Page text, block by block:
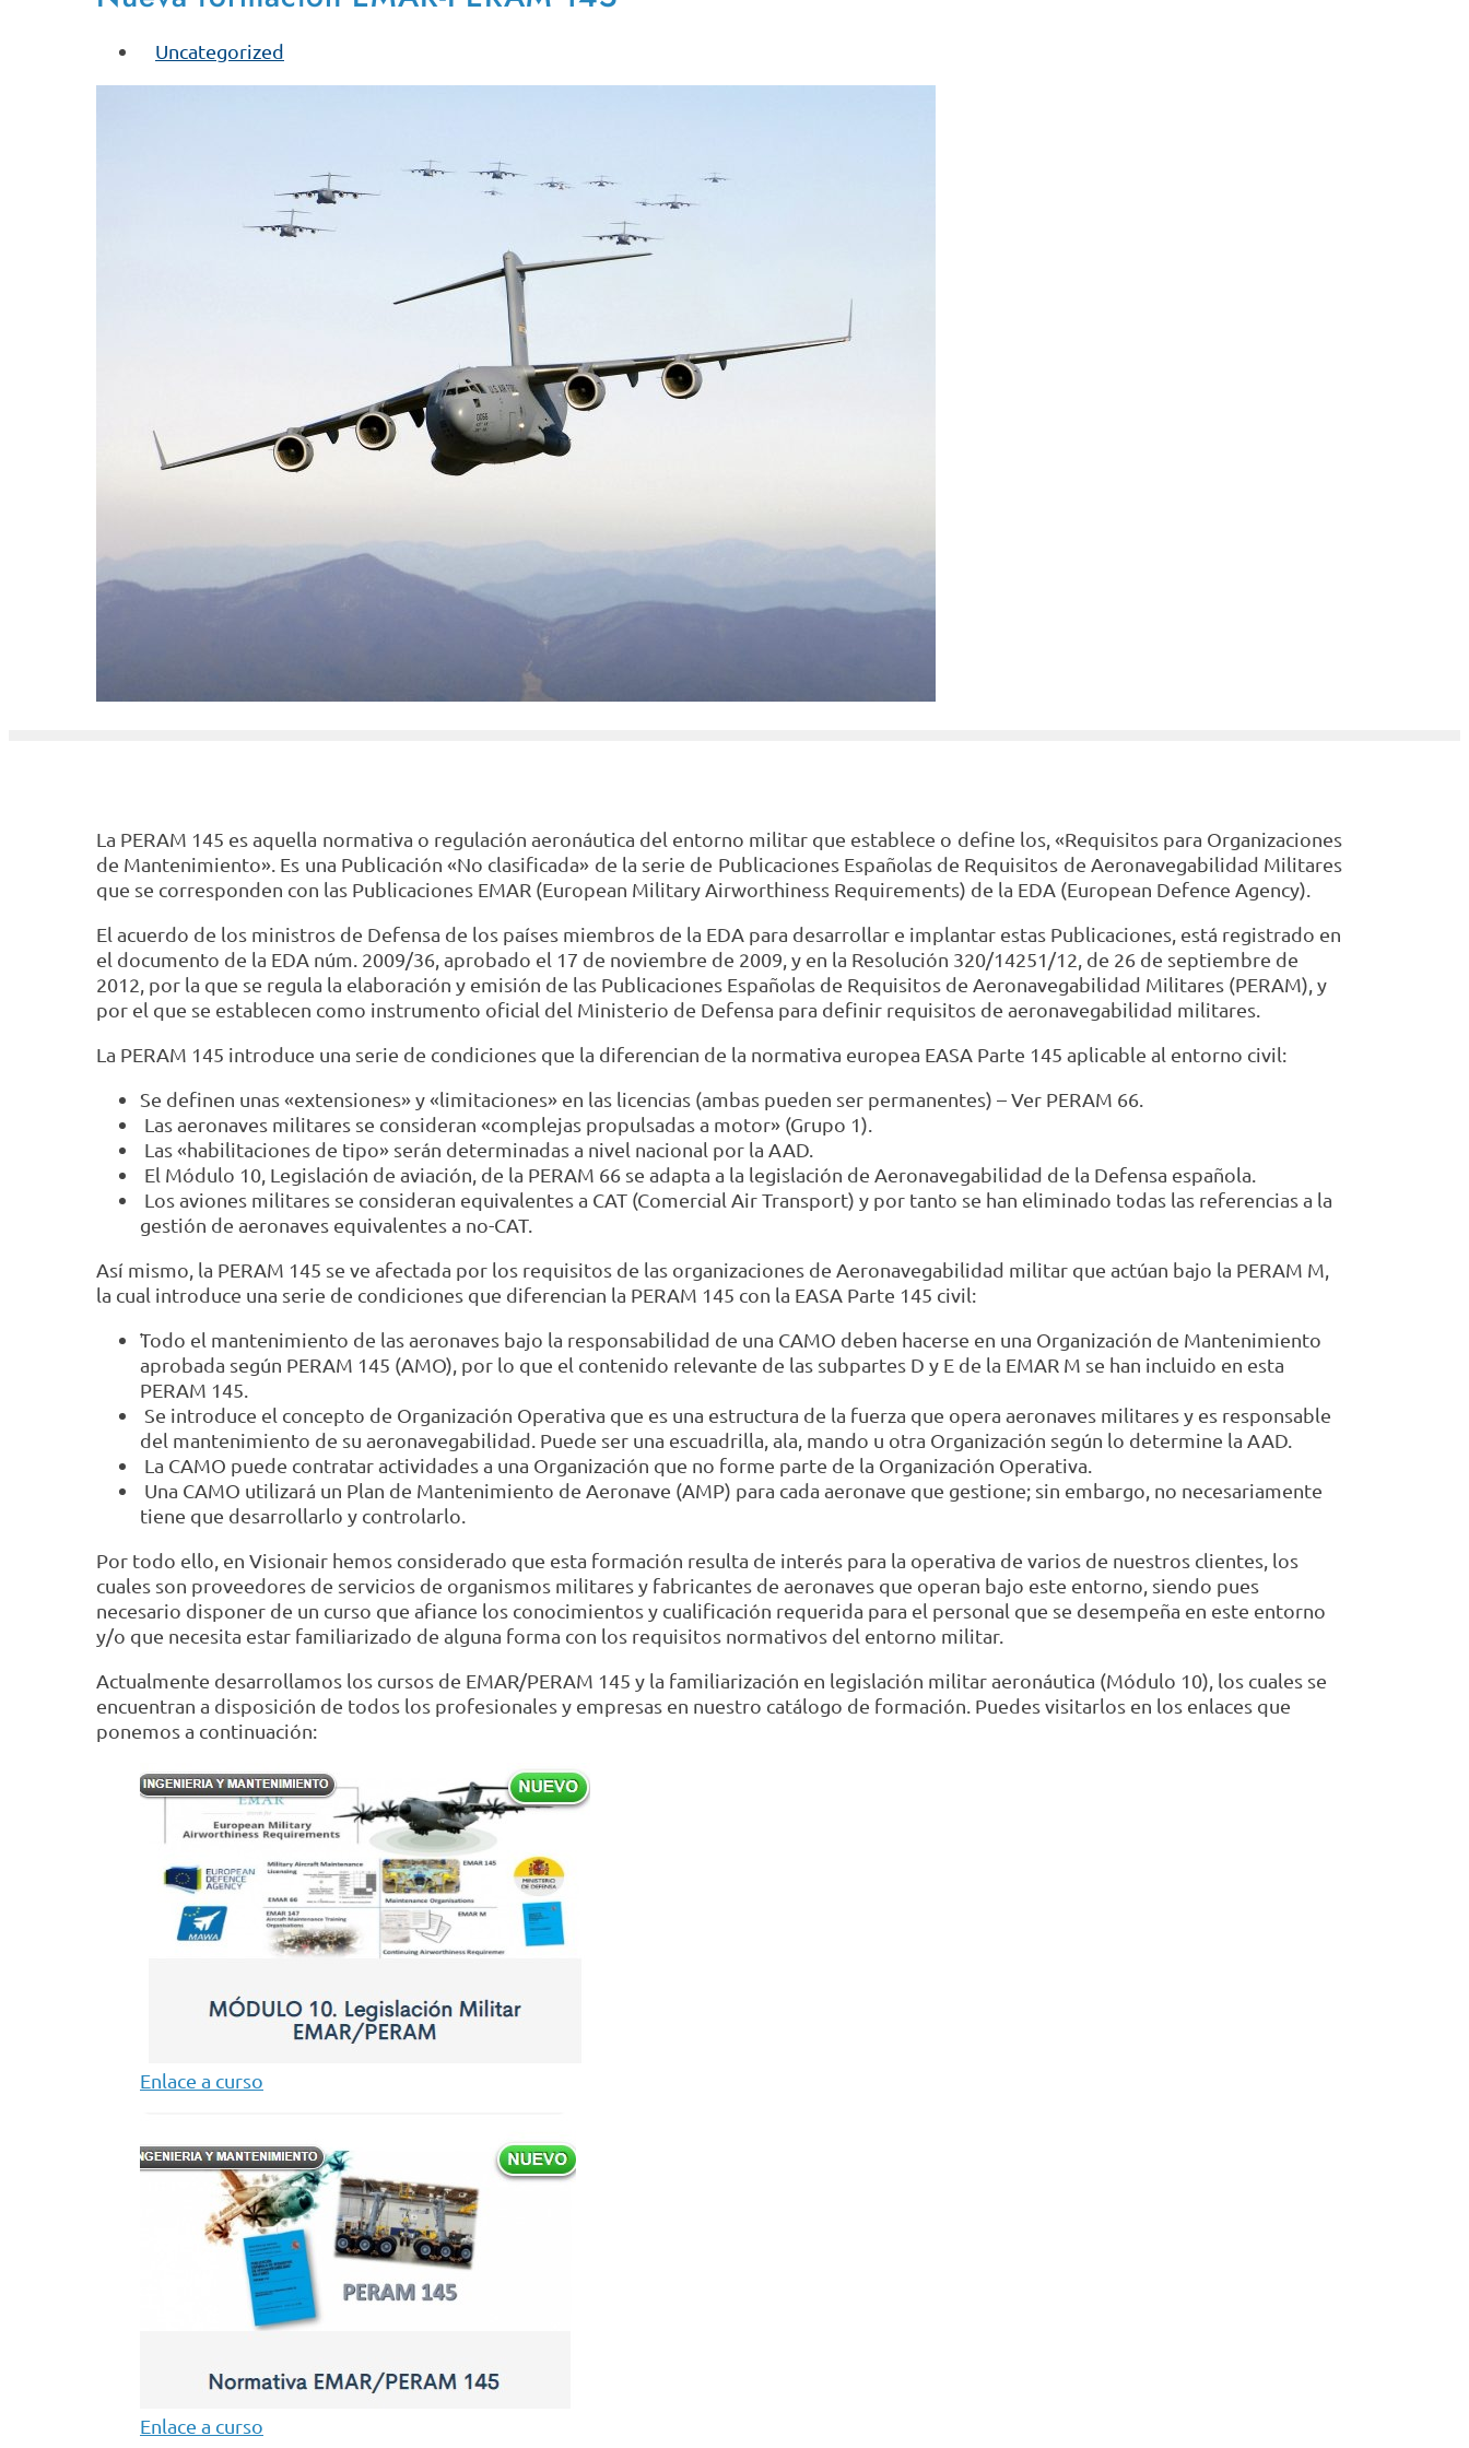
Uncategorized
La PERAM 145 es aquella normativa o regulación aeronáutica del entorno militar que establece o define los, «Requisitos para Organizaciones
de Mantenimiento». Es una Publicación «No clasificada» de la serie de Publicaciones Españolas de Requisitos de Aeronavegabilidad Militares
que se corresponden con las Publicaciones EMAR (European Military Airworthiness Requirements) de la EDA (European Defence Agency).
El acuerdo de los ministros de Defensa de los países miembros de la EDA para desarrollar e implantar estas Publicaciones, está registrado en
el documento de la EDA núm. 2009/36, aprobado el 17 de noviembre de 2009, y en la Resolución 320/14251/12, de 26 de septiembre de
2012, por la que se regula la elaboración y emisión de las Publicaciones Españolas de Requisitos de Aeronavegabilidad Militares (PERAM), y
por el que se establecen como instrumento oficial del Ministerio de Defensa para definir requisitos de aeronavegabilidad militares.
La PERAM 145 introduce una serie de condiciones que la diferencian de la normativa europea EASA Parte 145 aplicable al entorno civil:
Se definen unas «extensiones» y «limitaciones» en las licencias (ambas pueden ser permanentes) – Ver PERAM 66.
Las aeronaves militares se consideran «complejas propulsadas a motor» (Grupo 1).
Las «habilitaciones de tipo» serán determinadas a nivel nacional por la AAD.
El Módulo 10, Legislación de aviación, de la PERAM 66 se adapta a la legislación de Aeronavegabilidad de la Defensa española.
Los aviones militares se consideran equivalentes a CAT (Comercial Air Transport) y por tanto se han eliminado todas las referencias a la
gestión de aeronaves equivalentes a no-CAT.
Así mismo, la PERAM 145 se ve afectada por los requisitos de las organizaciones de Aeronavegabilidad militar que actúan bajo la PERAM M,
la cual introduce una serie de condiciones que diferencian la PERAM 145 con la EASA Parte 145 civil:
̛Todo el mantenimiento de las aeronaves bajo la responsabilidad de una CAMO deben hacerse en una Organización de Mantenimiento
aprobada según PERAM 145 (AMO), por lo que el contenido relevante de las subpartes D y E de la EMAR M se han incluido en esta
PERAM 145.
Se introduce el concepto de Organización Operativa que es una estructura de la fuerza que opera aeronaves militares y es responsable
del mantenimiento de su aeronavegabilidad. Puede ser una escuadrilla, ala, mando u otra Organización según lo determine la AAD.
La CAMO puede contratar actividades a una Organización que no forme parte de la Organización Operativa.
Una CAMO utilizará un Plan de Mantenimiento de Aeronave (AMP) para cada aeronave que gestione; sin embargo, no necesariamente
tiene que desarrollarlo y controlarlo.
Por todo ello, en Visionair hemos considerado que esta formación resulta de interés para la operativa de varios de nuestros clientes, los
cuales son proveedores de servicios de organismos militares y fabricantes de aeronaves que operan bajo este entorno, siendo pues
necesario disponer de un curso que afiance los conocimientos y cualificación requerida para el personal que se desempeña en este entorno
y/o que necesita estar familiarizado de alguna forma con los requisitos normativos del entorno militar.
Actualmente desarrollamos los cursos de EMAR/PERAM 145 y la familiarización en legislación militar aeronáutica (Módulo 10), los cuales se
encuentran a disposición de todos los profesionales y empresas en nuestro catálogo de formación. Puedes visitarlos en los enlaces que
ponemos a continuación:
Enlace a curso
Enlace a curso